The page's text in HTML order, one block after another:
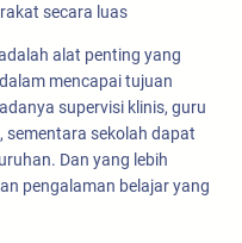
secara luas
alat penting yang
mencapai tujuan
supervisi klinis, guru
sementara sekolah dapat
Dan yang lebih
pengalaman belajar yang